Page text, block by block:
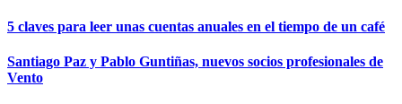
5 claves para leer unas cuentas anuales en el tiempo de un café
Santiago Paz y Pablo Guntiñas, nuevos socios profesionales de
Vento